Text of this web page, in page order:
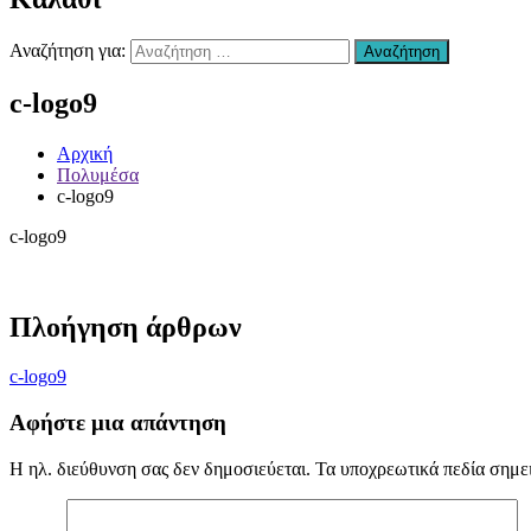
Χανιά
Επισκευή
Χανιά
–
condition
Χανιά
Ανταλλακτικά
Υγραεριοκινηση
–
Βελτιώσεις
Διαγνωστικός
Έλεγχος
Οχήματος
Αναζήτηση για: Αναζήτηση
c-logo9
Αρχική
Πολυμέσα
c-logo9
c-logo9
Πλοήγηση άρθρων
c-logo9
Αφήστε μια απάντηση
Η ηλ. διεύθυνση σας δεν δημοσιεύεται. Τα υποχρεωτικά πεδία